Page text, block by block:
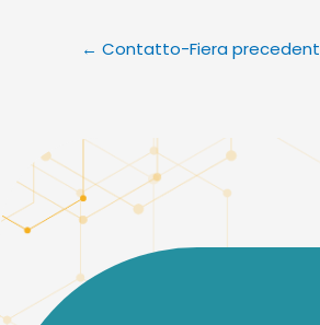
← Contatto-Fiera